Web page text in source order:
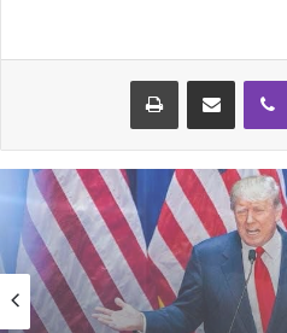
ڤايبر مشاركة عبر البريد طباعة